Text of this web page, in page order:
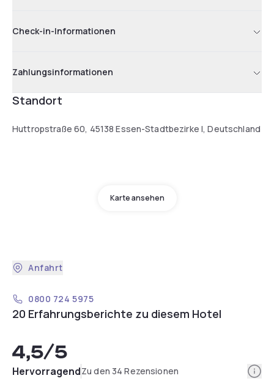
Check-in-Informationen
Zahlungsinformationen
Standort
Huttropstraße 60, 45138 Essen-Stadtbezirke I, Deutschland
Karte ansehen
Anfahrt
0800 724 5975
20 Erfahrungsberichte zu diesem Hotel
4,5/5
HervorragendZu den 34 Rezensionen